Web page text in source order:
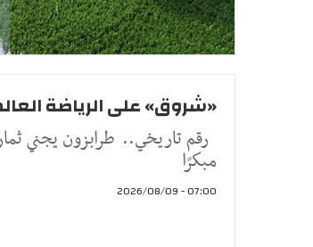
«شروق» على الرياضة
رقم تاريخي.. طرابزون يجني
مبكرًا
07:00 - 2026/08/09